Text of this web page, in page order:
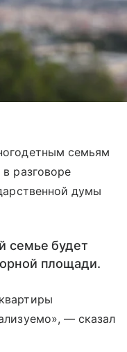
семьям
разговоре
думы
семье будет
площади.
— сказал